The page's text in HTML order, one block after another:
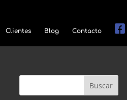
Clientes Blog Contacto